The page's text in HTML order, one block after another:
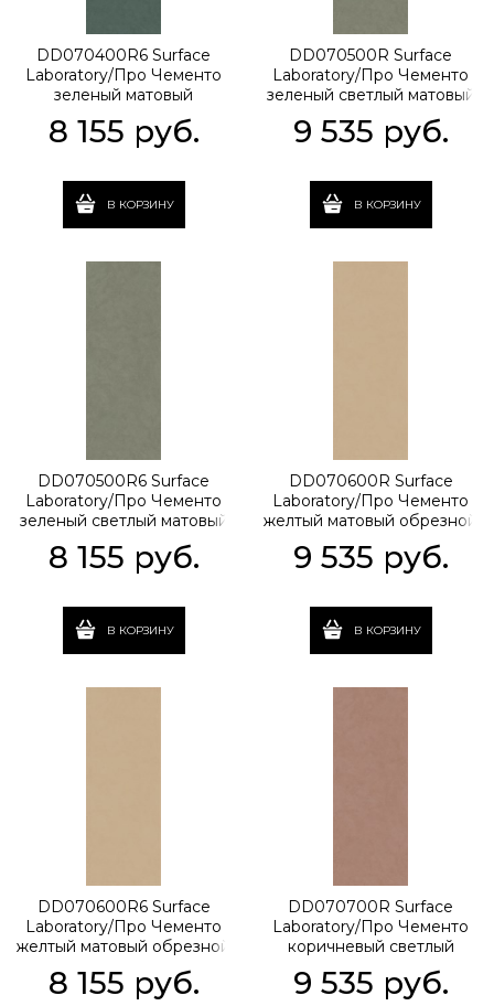
DD070400R6 Surface
Laboratory/Про Чементо
зеленый матовый
обрезной 119,5x320x0,6
8 155 руб.
В КОРЗИНУ
DD070500R Surface
Laboratory/Про Чементо
зеленый светлый матовый
обрезной 119,5x320x1,1
9 535 руб.
В КОРЗИНУ
DD070500R6 Surface
Laboratory/Про Чементо
зеленый светлый матовый
обрезной 119,5x320x0,6
8 155 руб.
В КОРЗИНУ
DD070600R Surface
Laboratory/Про Чементо
желтый матовый обрезной
9 535 руб.
В КОРЗИНУ
DD070600R6 Surface
Laboratory/Про Чементо
желтый матовый обрезной
8 155 руб.
DD070700R Surface
Laboratory/Про Чементо
коричневый светлый
матовый обрезной
119,5x320x1,1
9 535 руб.